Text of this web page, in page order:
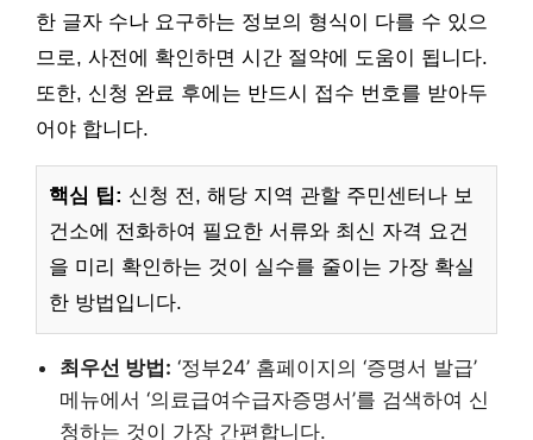
한 글자 수나 요구하는 정보의 형식이 다를 수 있으
므로, 사전에 확인하면 시간 절약에 도움이 됩니다.
또한, 신청 완료 후에는 반드시 접수 번호를 받아두
어야 합니다.
핵심 팁: 신청 전, 해당 지역 관할 주민센터나 보
건소에 전화하여 필요한 서류와 최신 자격 요건
을 미리 확인하는 것이 실수를 줄이는 가장 확실
한 방법입니다.
최우선 방법: ‘정부24’ 홈페이지의 ‘증명서 발급’
메뉴에서 ‘의료급여수급자증명서’를 검색하여 신
청하는 것이 가장 간편합니다.